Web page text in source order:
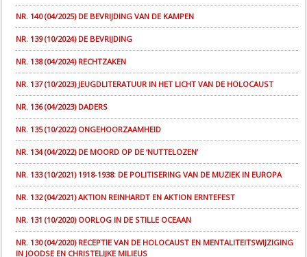
NR. 140 (04/2025) DE BEVRIJDING VAN DE KAMPEN
NR. 139 (10/2024) DE BEVRIJDING
NR. 138 (04/2024) RECHTZAKEN
NR. 137 (10/2023) JEUGDLITERATUUR IN HET LICHT VAN DE HOLOCAUST
NR. 136 (04/2023) DADERS
NR. 135 (10/2022) ONGEHOORZAAMHEID
NR. 134 (04/2022) DE MOORD OP DE ‘NUTTELOZEN’
NR. 133 (10/2021) 1918-1938: DE POLITISERING VAN DE MUZIEK IN EUROPA
NR. 132 (04/2021) AKTION REINHARDT EN AKTION ERNTEFEST
NR. 131 (10/2020) OORLOG IN DE STILLE OCEAAN
NR. 130 (04/2020) RECEPTIE VAN DE HOLOCAUST EN MENTALITEITSWIJZIGING
IN JOODSE EN CHRISTELIJKE MILIEUS